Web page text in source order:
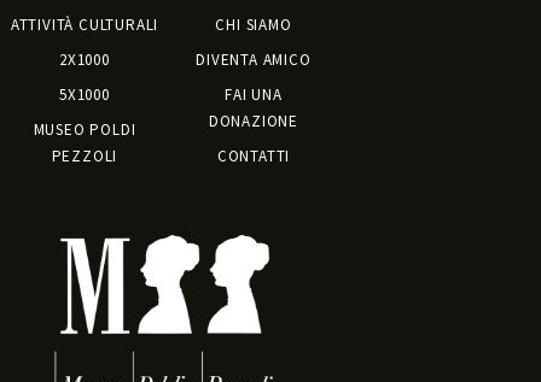
ATTIVITÀ CULTURALI
2X1000
5X1000
MUSEO POLDI
PEZZOLI
CHI SIAMO
DIVENTA AMICO
FAI UNA
DONAZIONE
CONTATTI